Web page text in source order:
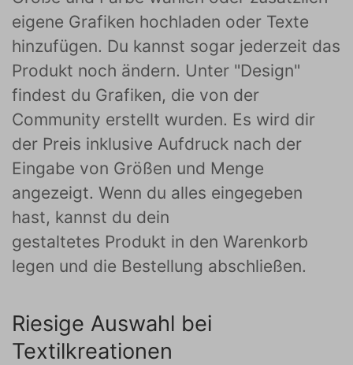
eigene Grafiken hochladen oder Texte
hinzufügen. Du kannst sogar jederzeit das
Produkt noch ändern. Unter "Design"
findest du Grafiken, die von der
Community erstellt wurden. Es wird dir
der Preis inklusive Aufdruck nach der
Eingabe von Größen und Menge
angezeigt. Wenn du alles eingegeben
hast, kannst du dein
gestaltetes Produkt in den Warenkorb
legen und die Bestellung abschließen.
Riesige Auswahl bei
Textilkreationen